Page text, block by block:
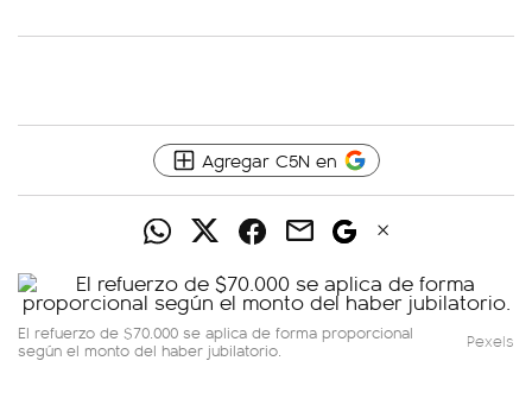
Agregar C5N en
El refuerzo de $70.000 se aplica de forma proporcional
según el monto del haber jubilatorio. Pexels